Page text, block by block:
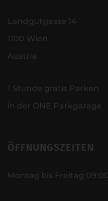
Landgutgasse 14
1100 Wien
Austria
1 Stunde gratis Parken
in der ONE Parkgarage
ÖFFNUNGSZEITEN
Montag bis Freitag